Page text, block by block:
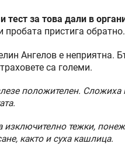
тест за това дали в
пробата пристига обратно.
Ангелов е неприятна.
са големи.
положителен. Сложиха
изключително тежки,
както и суха кашлица.